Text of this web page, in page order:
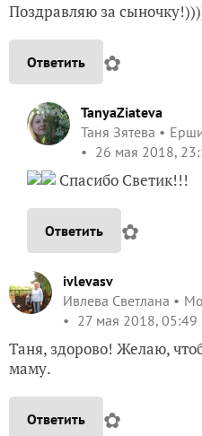
Поздравляю за
Ответить ✿
TanyaZiateva
Таня Зятева
26 мая 2018,
Спасибо Светик!!!
Ответить ✿
ivlevasv
Ивлева Светлана
27 мая 2018, 05:49
Таня, здорово! Желаю,
маму.
Ответить ✿